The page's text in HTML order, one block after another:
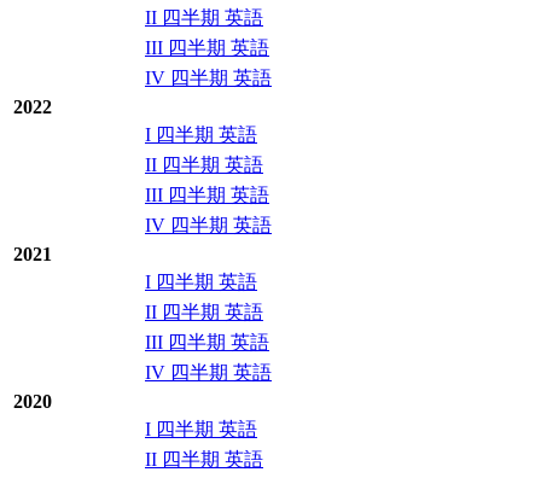
II 四半期 英語
III 四半期 英語
IV 四半期 英語
2022
I 四半期 英語
II 四半期 英語
III 四半期 英語
IV 四半期 英語
2021
I 四半期 英語
II 四半期 英語
III 四半期 英語
IV 四半期 英語
2020
I 四半期 英語
II 四半期 英語